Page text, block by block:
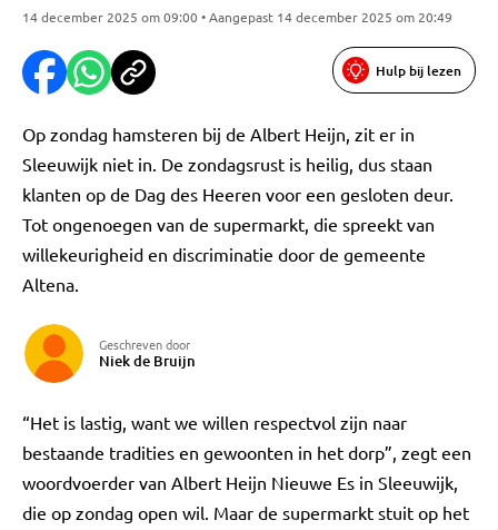
14 december 2025 om 09:00 • Aangepast 14 december 2025 om 20:49
Hulp bij lezen
Op zondag hamsteren bij de Albert Heijn, zit er in
Sleeuwijk niet in. De zondagsrust is heilig, dus staan
klanten op de Dag des Heeren voor een gesloten deur.
Tot ongenoegen van de supermarkt, die spreekt van
willekeurigheid en discriminatie door de gemeente
Altena.
Geschreven door
Niek de Bruijn
“Het is lastig, want we willen respectvol zijn naar
bestaande tradities en gewoonten in het dorp”, zegt een
woordvoerder van Albert Heijn Nieuwe Es in Sleeuwijk,
die op zondag open wil. Maar de supermarkt stuit op het